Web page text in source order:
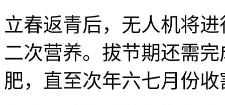
立春返青后，无人机将
二次营养。拔节期还需
肥，直至次年六七月份收